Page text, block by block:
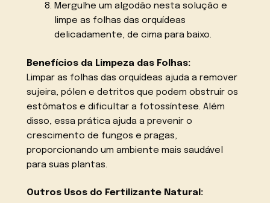
Mergulhe um algodão nesta solução e
limpe as folhas das orquídeas
delicadamente, de cima para baixo.
Benefícios da Limpeza das Folhas:
Limpar as folhas das orquídeas ajuda a remover
sujeira, pólen e detritos que podem obstruir os
estômatos e dificultar a fotossíntese. Além
disso, essa prática ajuda a prevenir o
crescimento de fungos e pragas,
proporcionando um ambiente mais saudável
para suas plantas.
Outros Usos do Fertilizante Natural: